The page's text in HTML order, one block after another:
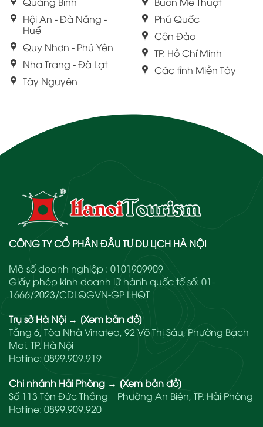
Hội An - Đà Nẵng -
Huế
Quy Nhơn - Phú Yên
Nha Trang - Đà Lạt
Tây Nguyên
Phú Quốc
Côn Đảo
TP. Hồ Chí Minh
Các tỉnh Miền Tây
CÔNG TY CỔ PHẦN ĐẦU TƯ DU LỊCH HÀ NỘI
Mã số doanh nghiệp : 0101909909
Giấy phép kinh doanh lữ hành quốc tế số: 01-
1666/2023/CDLQGVN-GP LHQT
Trụ sở Hà Nội → [Xem bản đồ]
Tầng 6, Tòa Nhà Vinatea, 92 Võ Thị Sáu, Phường Bạch
Mai, TP. Hà Nội
Hotline: 0899.909.919
Chi nhánh Hải Phòng → [Xem bản đồ]
Số 113 Tôn Đức Thắng – Phường An Biên, TP. Hải Phòng
Hotline: 0899.909.920